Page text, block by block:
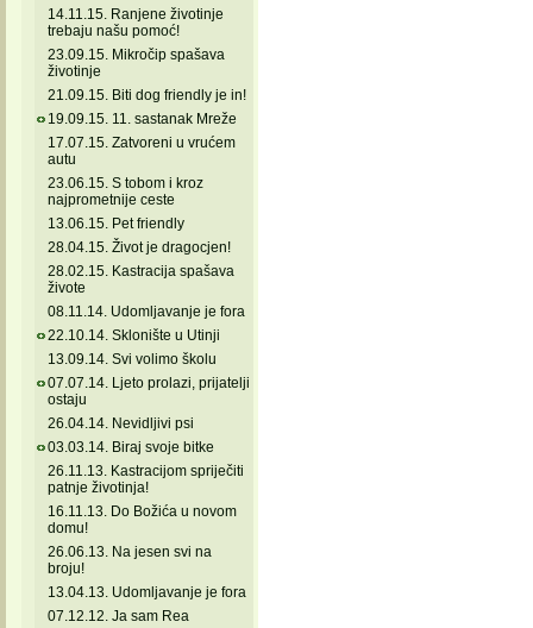
14.11.15. Ranjene životinje
trebaju našu pomoć!
23.09.15. Mikročip spašava
životinje
21.09.15. Biti dog friendly je in!
19.09.15. 11. sastanak Mreže
17.07.15. Zatvoreni u vrućem
autu
23.06.15. S tobom i kroz
najprometnije ceste
13.06.15. Pet friendly
28.04.15. Život je dragocjen!
28.02.15. Kastracija spašava
živote
08.11.14. Udomljavanje je fora
22.10.14. Sklonište u Utinji
13.09.14. Svi volimo školu
07.07.14. Ljeto prolazi, prijatelji
ostaju
26.04.14. Nevidljivi psi
03.03.14. Biraj svoje bitke
26.11.13. Kastracijom spriječiti
patnje životinja!
16.11.13. Do Božića u novom
domu!
26.06.13. Na jesen svi na
broju!
13.04.13. Udomljavanje je fora
07.12.12. Ja sam Rea